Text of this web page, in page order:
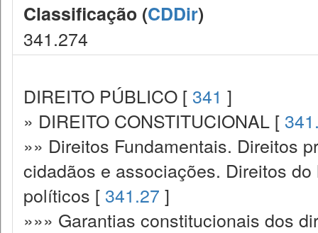
Classificação (CDDir)
341.274
DIREITO PÚBLICO [ 341 ]
» DIREITO CONSTITUCIONAL [
»» Direitos Fundamentais. Direitos
cidadãos e associações. Direitos
políticos [ 341.27 ]
»»» Garantias constitucionais dos